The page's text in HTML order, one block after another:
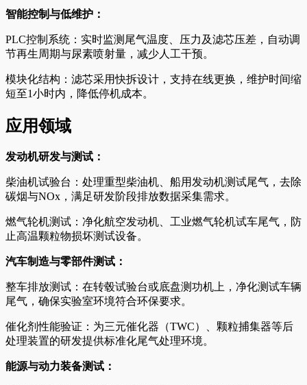
智能控制与低维护：
PLC控制系统：实时监测尾气温度、压力及滤芯压差，自动调
节再生周期与尿素喷射量，减少人工干预。
模块化结构：滤芯采用快拆设计，支持在线更换，维护时间缩
短至1小时内，降低停机成本。
应用领域
发动机研发与测试：
柴油机试验台：处理重型柴油机、船用发动机测试尾气，去除
碳烟与NOx，满足研发阶段排放数据采集需求。
燃气轮机测试：净化航空发动机、工业燃气轮机试车尾气，防
止高温颗粒物损坏测试设备。
汽车制造与零部件测试：
整车排放测试：在转毂试验台或底盘测功机上，净化测试车辆
尾气，确保实验室环境符合环保要求。
催化剂性能验证：为三元催化器（TWC）、颗粒捕集器等后
处理装置的研发提供标准化尾气处理环境。
能源与动力装备测试：